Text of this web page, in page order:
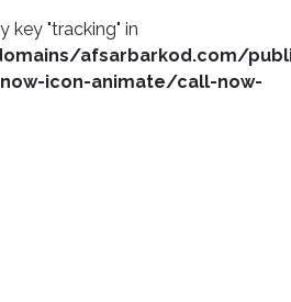
key "tracking" in
afsarbarkod.com/
icon-animate/call-now-